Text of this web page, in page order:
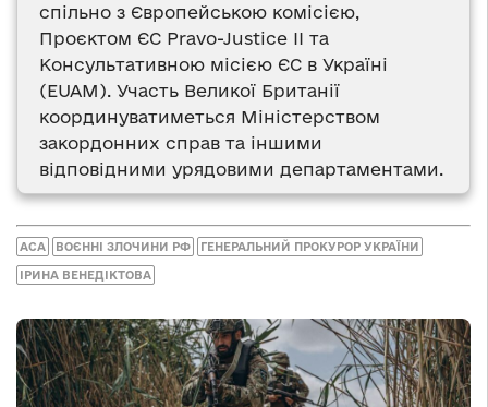
спільно з Європейською комісією,
Проєктом ЄС Pravo-Justice II та
Консультативною місією ЄС в Україні
(EUAM). Участь Великої Британії
координуватиметься Міністерством
закордонних справ та іншими
відповідними урядовими департаментами.
ACA ВОЄННІ ЗЛОЧИНИ РФ ГЕНЕРАЛЬНИЙ ПРОКУРОР УКРАЇНИ
ІРИНА ВЕНЕДІКТОВА